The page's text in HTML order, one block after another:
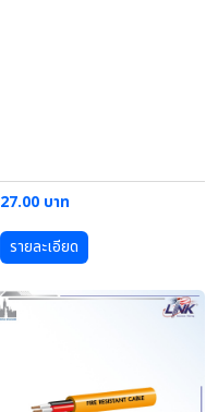
27.00 บาท
รายละเอียด